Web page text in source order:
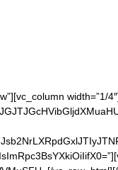
width=”1/